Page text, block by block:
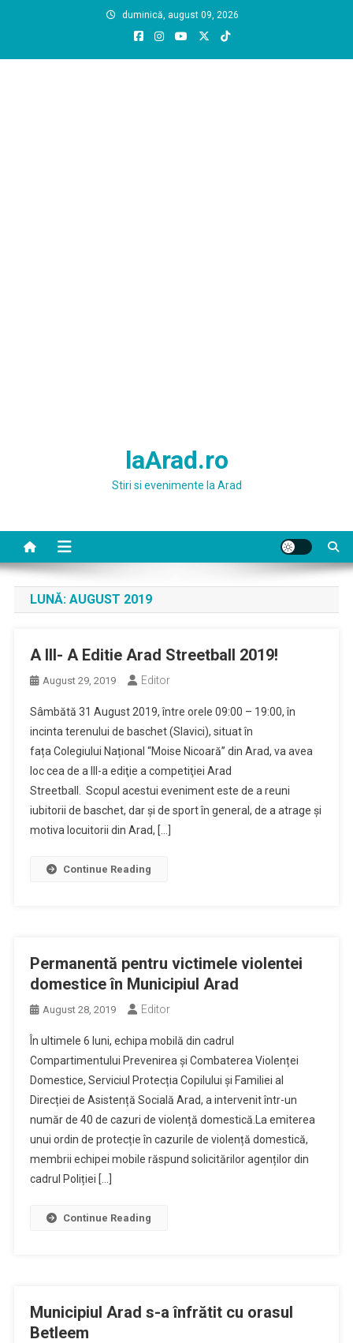
duminică, august 09, 2026
laArad.ro
Stiri si evenimente la Arad
LUNĂ: AUGUST 2019
A III- A Editie Arad Streetball 2019!
August 29, 2019 Editor
Sâmbătă 31 August 2019, între orele 09:00 – 19:00, în
incinta terenului de baschet (Slavici), situat în
fața Colegiului Național “Moise Nicoară” din Arad, va avea
loc cea de a III-a ediţie a competiţiei Arad
Streetball. Scopul acestui eveniment este de a reuni
iubitorii de baschet, dar și de sport în general, de a atrage și
motiva locuitorii din Arad, […]
Continue Reading
Permanentă pentru victimele violentei
domestice în Municipiul Arad
August 28, 2019 Editor
În ultimele 6 luni, echipa mobilă din cadrul
Compartimentului Prevenirea și Combaterea Violenței
Domestice, Serviciul Protecția Copilului și Familiei al
Direcției de Asistență Socială Arad, a intervenit într-un
număr de 40 de cazuri de violență domestică.La emiterea
unui ordin de protecție în cazurile de violență domestică,
membrii echipei mobile răspund solicitărilor agenților din
cadrul Poliției […]
Continue Reading
Municipiul Arad s-a înfrătit cu orasul
Betleem